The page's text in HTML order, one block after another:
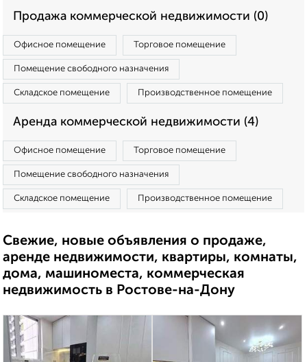
Продажа коммерческой недвижимости (0)
Офисное помещение Торговое помещение
Помещение свободного назначения
Складское помещение Производственное помещение
Аренда коммерческой недвижимости (4)
Офисное помещение Торговое помещение
Помещение свободного назначения
Складское помещение Производственное помещение
Свежие, новые объявления о продаже,
аренде недвижимости, квартиры, комнаты,
дома, машиноместа, коммерческая
недвижимость в Ростове-на-Дону